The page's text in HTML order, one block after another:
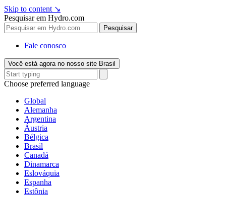
Skip to content ↘
Pesquisar em Hydro.com
Pesquisar
Fale conosco
Você está agora no nosso site Brasil
Choose preferred language
Global
Alemanha
Argentina
Áustria
Bélgica
Brasil
Canadá
Dinamarca
Eslováquia
Espanha
Estônia